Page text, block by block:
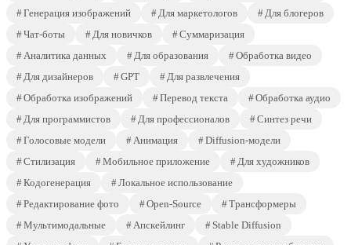
Генерация изображений
Для маркетологов
Для блогеров
Чат-боты
Для новичков
Суммаризация
Аналитика данных
Для образования
Обработка видео
Для дизайнеров
GPT
Для развлечения
Обработка изображений
Перевод текста
Обработка аудио
Для программистов
Для профессионалов
Синтез речи
Голосовые модели
Анимация
Diffusion-модели
Стилизация
Мобильное приложение
Для художников
Кодогенерация
Локальное использование
Редактирование фото
Open-Source
Трансформеры
Мультимодальные
Апскейлинг
Stable Diffusion